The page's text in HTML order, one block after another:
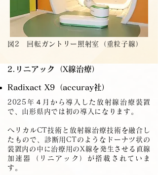
図2 回転ガントリー照射室（重粒子線）
2.リニアック（X線治療）
Radixact X9（accuray社）
2025年４月から導入した放射線治療装置
で、山形県内では初の導入になります。
へリカルCT技術と放射線治療技術を融合し
たもので、診断用CTのようなドーナツ状の
装置内の中に治療用のX線を発生させる直線
加速器（リニアック）が搭載されていま
す。